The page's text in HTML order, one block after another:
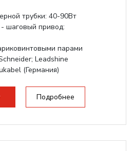
трубки: 40-90Вт
шаговый привод:
парами
Leadshine
(Германия)
Подробнее